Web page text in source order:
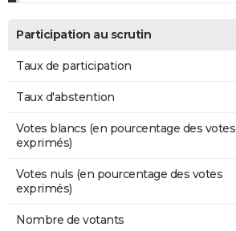
Participation au scrutin
Taux de participation
Taux d'abstention
Votes blancs (en pourcentage des votes
exprimés)
Votes nuls (en pourcentage des votes
exprimés)
Nombre de votants